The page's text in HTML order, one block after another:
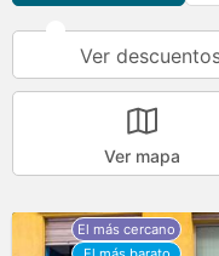
Ver
Ver mapa